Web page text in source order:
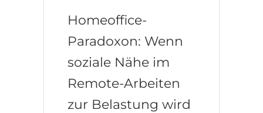
Homeoffice-
Paradoxon: Wenn
soziale Nähe im
Remote-Arbeiten
zur Belastung wird